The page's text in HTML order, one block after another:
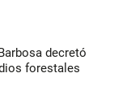
decretó
forestales